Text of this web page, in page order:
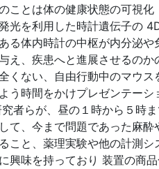
ことは体の健康状態の可視
光を利用した時計遺伝子の
る体内時計の中枢が内分泌
え、疾患へと進展させるのか
くない、自由行動中のマウ
う時間をかけプレゼンテー
者らが、昼の１時から５時
て、今まで問題であった麻
こと、薬理実験や他の計測
興味を持っており 装置の商